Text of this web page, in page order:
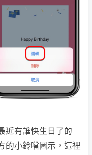
近有誰快生日了的
的小鈴噹圖示，這裡